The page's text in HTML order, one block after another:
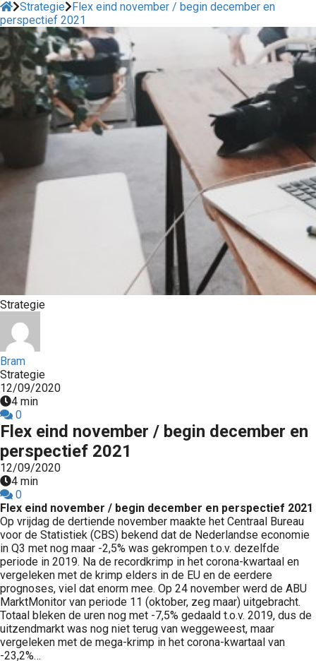
Strategie
Flex eind november / begin december en
perspectief 2021
Strategie
Bram
Strategie
12/09/2020
4 min
0
Flex eind november / begin december en
perspectief 2021
12/09/2020
4 min
0
Flex eind november / begin december en perspectief 2021
Op vrijdag de dertiende november maakte het Centraal Bureau
voor de Statistiek (CBS) bekend dat de Nederlandse economie
in Q3 met nog maar -2,5% was gekrompen t.o.v. dezelfde
periode in 2019. Na de recordkrimp in het corona-kwartaal en
vergeleken met de krimp elders in de EU en de eerdere
prognoses, viel dat enorm mee. Op 24 november werd de ABU
MarktMonitor van periode 11 (oktober, zeg maar) uitgebracht.
Totaal bleken de uren nog met -7,5% gedaald t.o.v. 2019, dus de
uitzendmarkt was nog niet terug van weggeweest, maar
vergeleken met de mega-krimp in het corona-kwartaal van
-23,2%…